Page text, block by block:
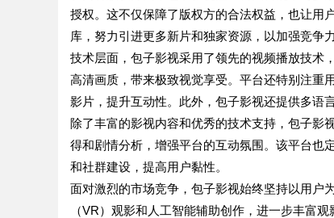
授权。这不仅保障了版权方的合法权益，也让用
库，努力引进更多新片和独家资源，以加强竞争力
技术层面，包子影视采用了领先的视频播放技术
高清画质，带来极致视觉享受。平台还特别注重
影片，提升互动性。此外，包子影视还提供多语
除了丰富的影视内容和优秀的技术支持，包子影
得和剧情分析，增强平台的互动氛围。该平台也
和社群建设，提高用户黏性。
面对激烈的市场竞争，包子影视始终坚持以用户
（VR）观影和人工智能辅助创作，进一步丰富